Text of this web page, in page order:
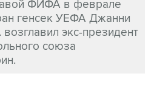
ФИФА в феврале
генсек УЕФА Джанни
экс-президент
союза